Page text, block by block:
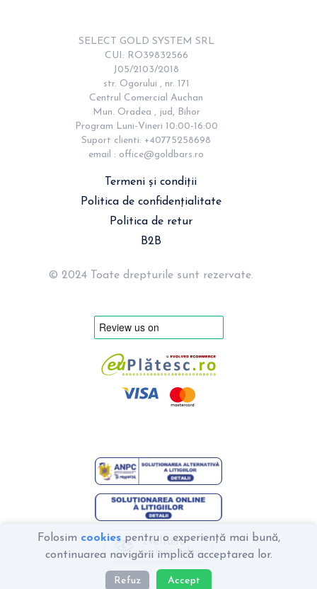
SELECT GOLD SYSTEM SRL
CUI: RO39832566
J05/2103/2018
str. Ogorului , nr. 171
Centrul Comercial Auchan
Mun. Oradea , jud, Bihor
Program Luni-Vineri 10:00-16:00
Suport clienti: +40775258698
email : office@goldbars.ro
Termeni și condiții
Politica de confidențialitate
Politica de retur
B2B
© 2024 Toate drepturile sunt rezervate.
zvelta.ro
partener tehnic
Folosim cookies pentru o experiență mai bună,
continuarea navigării implică acceptarea lor.
Refuz Accept